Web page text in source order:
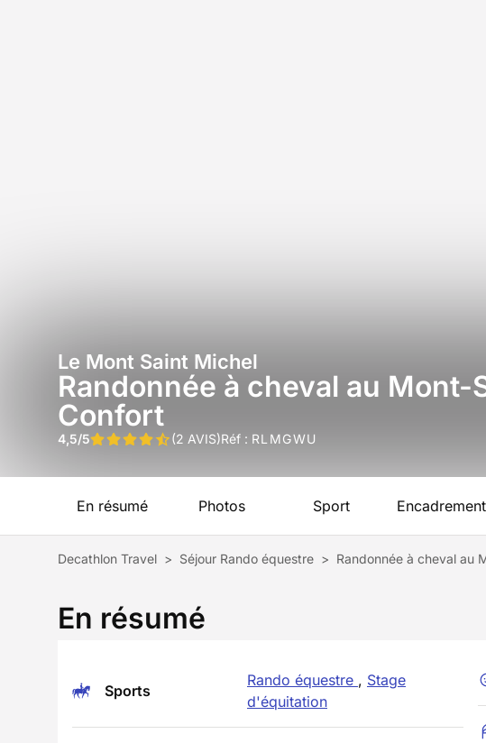
Le Mont Saint Michel
Randonnée à cheval au
Confort
4,5/5 (2 AVIS)Réf : RLMGWU
En résumé Photos Sport Encadrement
Decathlon Travel > Séjour Rando équestre > Randonnée à cheval au
En résumé
Sports
Rando équestre , Stage
d'équitation